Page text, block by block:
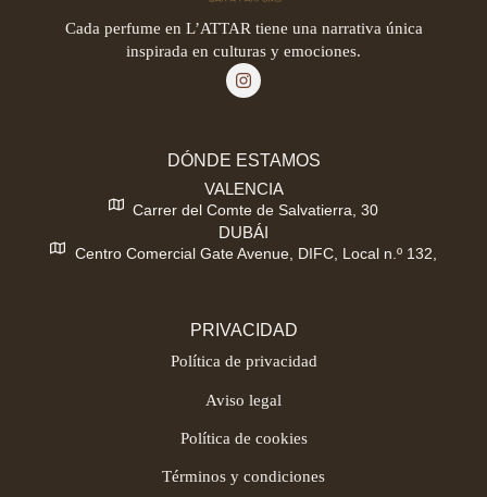
Cada perfume en L’ATTAR tiene una narrativa única
inspirada en culturas y emociones.
DÓNDE ESTAMOS
VALENCIA
Carrer del Comte de Salvatierra, 30
DUBÁI
Centro Comercial Gate Avenue, DIFC, Local n.º 132,
PRIVACIDAD
Política de privacidad
Aviso legal
Política de cookies
Términos y condiciones